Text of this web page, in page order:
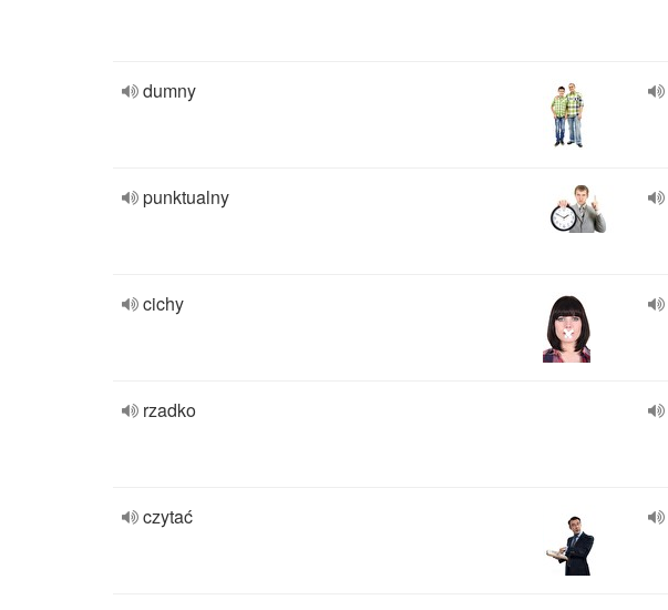
dumny
punktualny
cichy
rzadko
czytać